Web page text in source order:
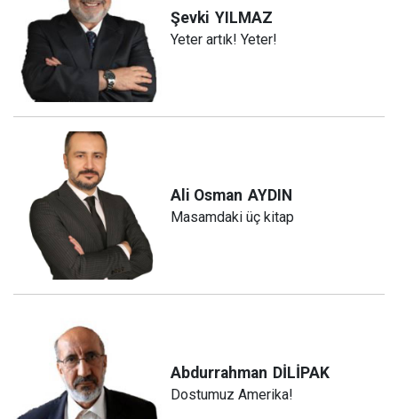
Şevki YILMAZ
Yeter artık! Yeter!
Ali Osman AYDIN
Masamdaki üç kitap
Abdurrahman DİLİPAK
Dostumuz Amerika!